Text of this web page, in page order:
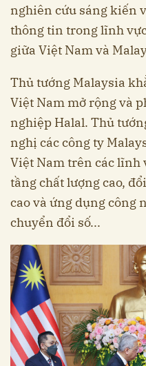
nghiên cứu sáng kiến
thông tin trong lĩnh
giữa Việt Nam và
Thủ tướng Malaysia
Việt Nam mở rộng và
nghiệp Halal. Thủ
nghị các công ty
Việt Nam trên các lĩnh
tầng chất lượng cao,
cao và ứng dụng công
chuyển đổi số...